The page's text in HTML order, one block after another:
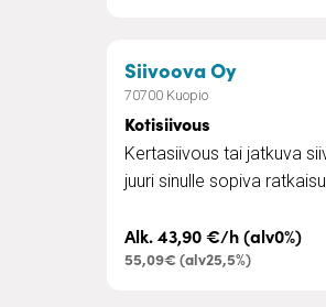
Siivoova Oy–
70700 Kuopio
Kotisiivous
Kertasiivous tai jatkuva
juuri sinulle sopiva
Alk. 43,90 €/h (alv0%)
55,09€ (alv25,5%)